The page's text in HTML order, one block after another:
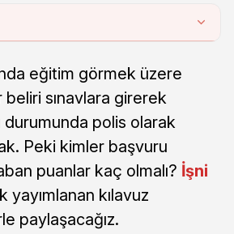
eğitim görmek üzere
beliri sınavlara girerek
durumunda polis olarak
Peki kimler başvuru
puanlar kaç olmalı? İşni
yayımlanan kılavuz
paylaşacağız.